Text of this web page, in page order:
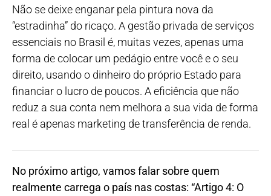
Não se deixe enganar pela pintura nova da
“estradinha” do ricaço. A gestão privada de serviços
essenciais no Brasil é, muitas vezes, apenas uma
forma de colocar um pedágio entre você e o seu
direito, usando o dinheiro do próprio Estado para
financiar o lucro de poucos. A eficiência que não
reduz a sua conta nem melhora a sua vida de forma
real é apenas marketing de transferência de renda.
No próximo artigo, vamos falar sobre quem
realmente carrega o país nas costas: “Artigo 4: O